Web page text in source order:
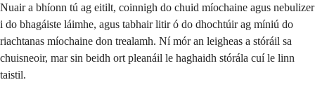
Nuair a bhíonn tú ag eitilt, coinnigh do chuid míochaine agus nebulizer
i do bhagáiste láimhe, agus tabhair litir ó do dhochtúir ag míniú do
riachtanas míochaine don trealamh. Ní mór an leigheas a stóráil sa
chuisneoir, mar sin beidh ort pleanáil le haghaidh stórála cuí le linn
taistil.